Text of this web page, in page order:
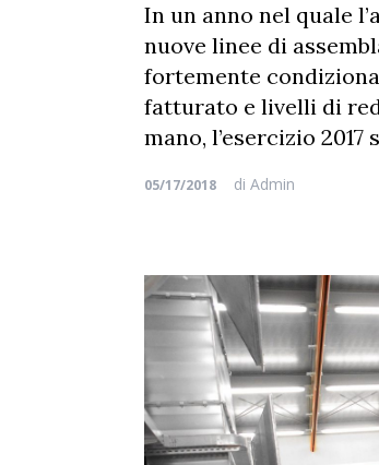
In un anno nel quale
nuove linee di
fortemente
fatturato e livelli di
mano, l’esercizio
05/17/2018 di Admin